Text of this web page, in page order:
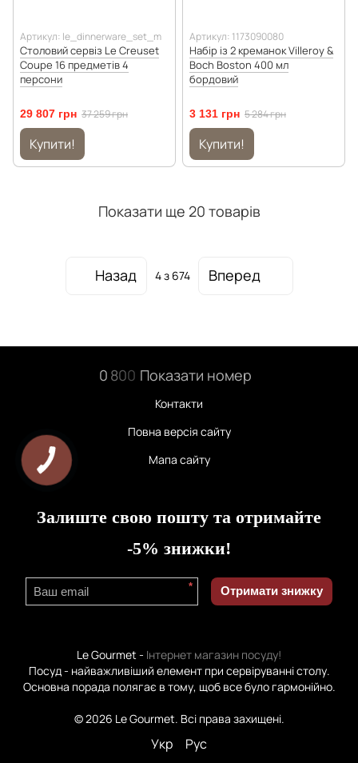
Артикул: le_dinnerware_set_m
Столовий сервіз Le Creuset
Coupe 16 предметів 4
персони
29 807 грн 37 259 грн
Купити!
Артикул: 1173090080
Набір із 2 креманок Villeroy &
Boch Boston 400 мл
бордовий
3 131 грн 5 284 грн
Купити!
Показати ще 20 товарів
Назад 4з 674 Вперед
0 800 Показати номер
Контакти
Повна версія сайту
Мапа сайту
Залиште свою пошту та отримайте
-5% знижки!
* Отримати знижку
Le Gourmet - Інтернет магазин посуду!
Посуд - найважливіший елемент при сервіруванні столу.
Основна порада полягає в тому, щоб все було гармонійно.
© 2026 Le Gourmet. Всі права захищені.
Укр Рус